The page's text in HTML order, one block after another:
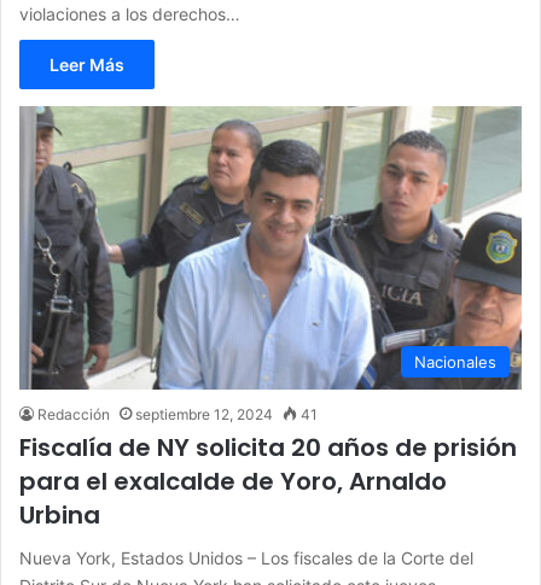
violaciones a los derechos…
Leer Más
Nacionales
Redacción septiembre 12, 2024 41
Fiscalía de NY solicita 20 años de prisión
para el exalcalde de Yoro, Arnaldo
Urbina
Nueva York, Estados Unidos – Los fiscales de la Corte del